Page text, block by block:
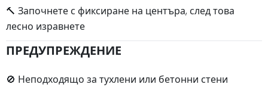
🔨 Започнете с фиксиране на центъра, след това
лесно изравнете
ПРЕДУПРЕЖДЕНИЕ
🚫 Неподходящо за тухлени или бетонни стени